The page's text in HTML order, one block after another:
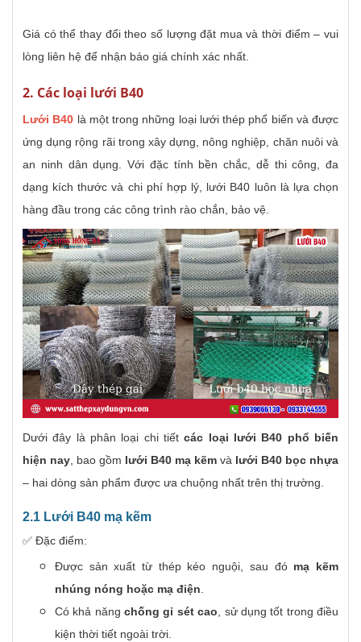
Giá có thể thay đổi theo số lượng đặt mua và thời điểm – vui
lòng liên hệ để nhận báo giá chính xác nhất.
2. Các loại lưới B40
Lưới B40 là một trong những loại lưới thép phổ biến và được
ứng dụng rộng rãi trong xây dựng, nông nghiệp, chăn nuôi và
an ninh dân dụng. Với đặc tính bền chắc, dễ thi công, đa
dạng kích thước và chi phí hợp lý, lưới B40 luôn là lựa chọn
hàng đầu trong các công trình rào chắn, bảo vệ.
Dưới đây là phân loại chi tiếtcác loại lưới B40 phổ biến
hiện nay, bao gồm lưới B40 mạ kẽm và lưới B40 bọc nhựa
– hai dòng sản phẩm được ưa chuộng nhất trên thị trường.
2.1 Lưới B40 mạ kẽm
✅ Đặc điểm:
Được sản xuất từ thép kéo nguội, sau đó mạ kẽm
nhúng nóng hoặc mạ điện.
Có khả năngchống gỉ sét cao, sử dụng tốt trong điều
kiện thời tiết ngoài trời.